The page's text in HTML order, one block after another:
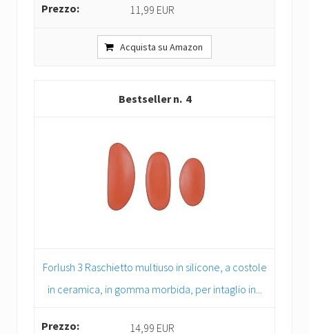
11,99 EUR
Acquista su Amazon
4
Forlush 3 Raschietto multiuso in silicone, a costole
in ceramica, in gomma morbida, per intaglio in...
14,99 EUR